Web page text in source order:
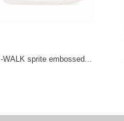
I-WALK sprite embossed...